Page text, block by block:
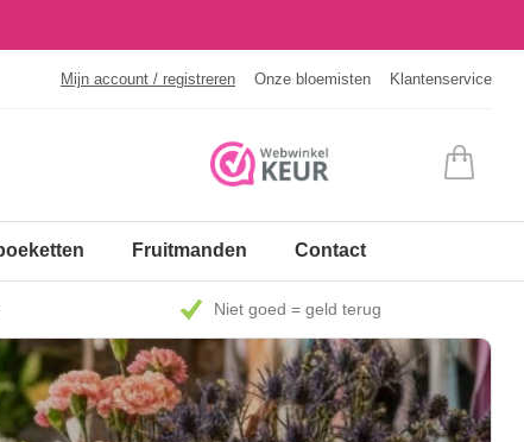
Mijn account / registreren Onze bloemisten Klantenservice
Fruitmanden Contact
Niet goed = geld terug